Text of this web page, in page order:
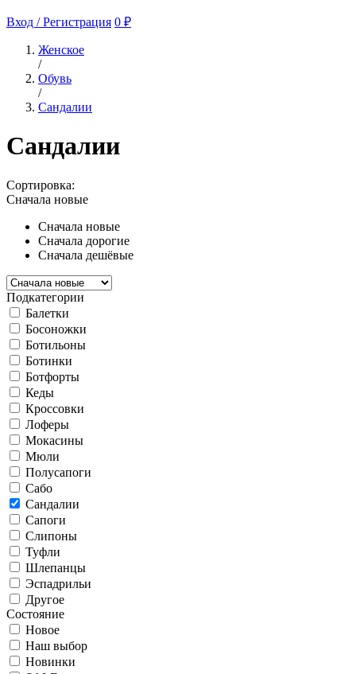
Вход / Регистрация 0 ₽
Женское
/
Обувь
/
Сандалии
Сандалии
Сортировка:
Сначала новые
Сначала новые
Сначала дорогие
Сначала дешёвые
Подкатегории
Балетки
Босоножки
Ботильоны
Ботинки
Ботфорты
Кеды
Кроссовки
Лоферы
Мокасины
Мюли
Полусапоги
Сабо
Сандалии
Сапоги
Слипоны
Туфли
Шлепанцы
Эспадрильи
Другое
Состояние
Новое
Наш выбор
Новинки